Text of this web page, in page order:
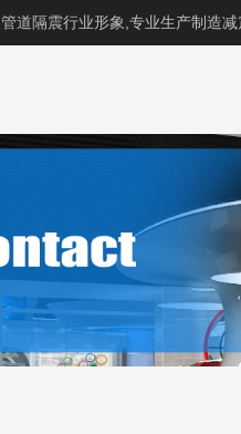
道隔震行业形象,专业生产制造减